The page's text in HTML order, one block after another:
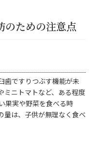
のための注意点
歯ですりつぶす機能が未
ミニトマトなど、ある程度
果実や野菜を食べる時
量は、子供が無理なく食べ